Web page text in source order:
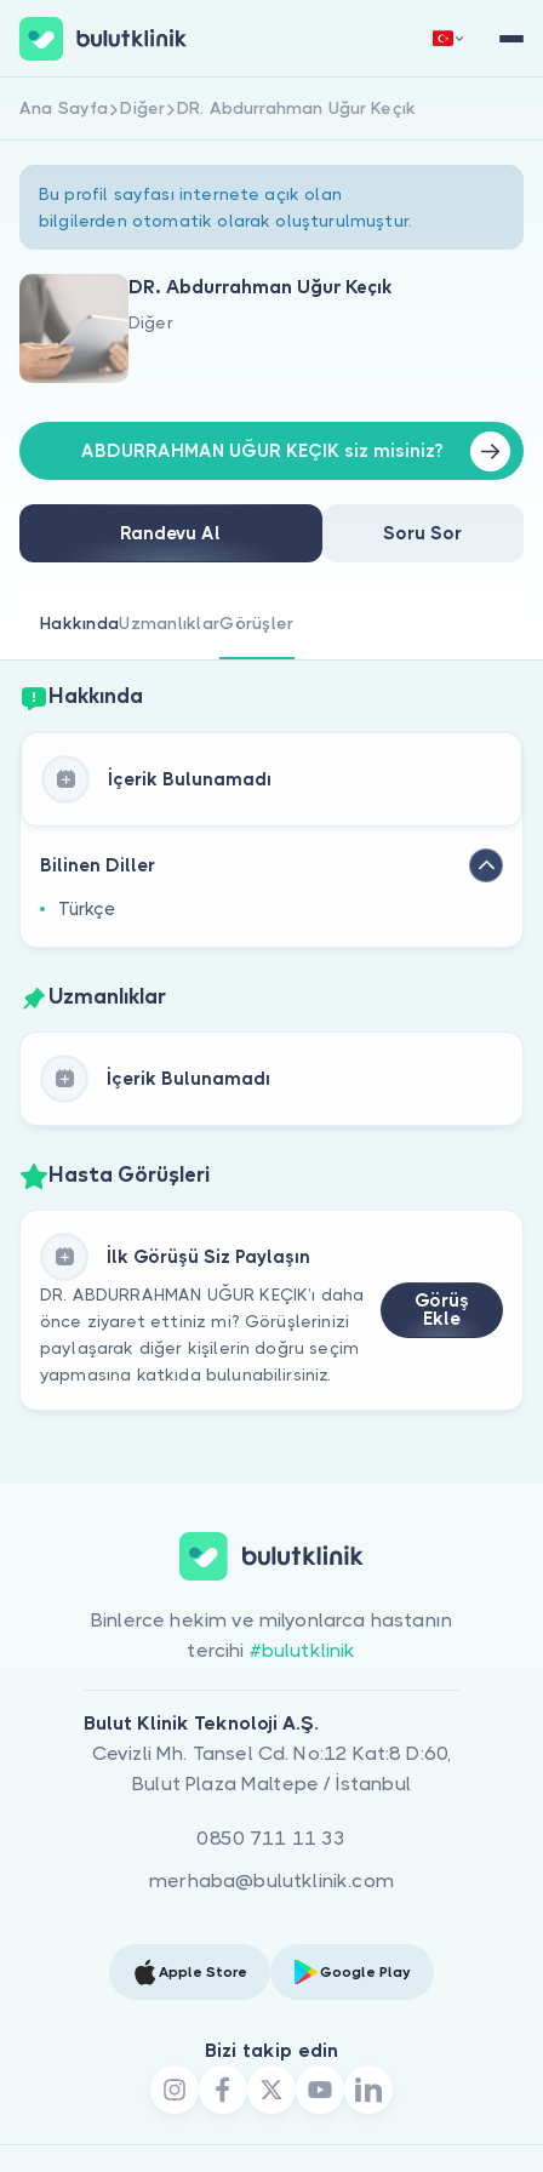
Hakkımızda
Doktorlar için
Doktor musunuz?
Hemen Kaydol Giriş Yap
Ana Sayfa Diğer DR. Abdurrahman Uğur Keçık
Bu profil sayfası internete açık olan
bilgilerden otomatik olarak oluşturulmuştur.
DR. Abdurrahman Uğur Keçık
Diğer
ABDURRAHMAN UĞUR KEÇIK siz misiniz?
Randevu Al Soru Sor
HakkındaUzmanlıklarGörüşler
Hakkında
İçerik Bulunamadı
Bilinen Diller
Türkçe
Uzmanlıklar
İçerik Bulunamadı
Hasta Görüşleri
İlk Görüşü Siz Paylaşın
DR. ABDURRAHMAN UĞUR KEÇIK’ı daha
önce ziyaret ettiniz mi? Görüşlerinizi
paylaşarak diğer kişilerin doğru seçim
yapmasına katkıda bulunabilirsiniz.
Görüş
Ekle
Binlerce hekim ve milyonlarca hastanın
tercihi #bulutklinik
Bulut Klinik Teknoloji A.Ş.
Cevizli Mh. Tansel Cd. No:12 Kat:8 D:60,
Bulut Plaza Maltepe / İstanbul
0850 711 11 33
merhaba@bulutklinik.com
Apple Store Google Play
Bizi takip edin